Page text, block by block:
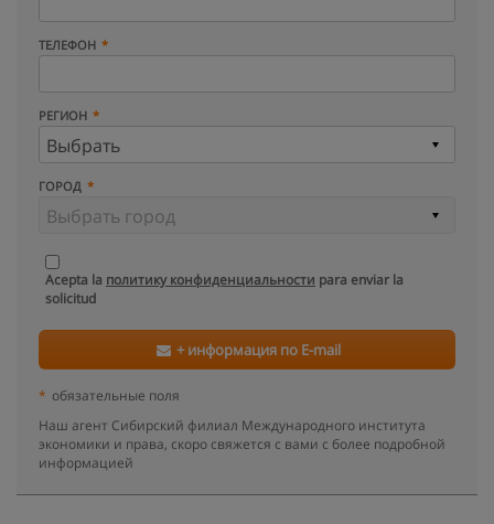
ТЕЛЕФОН
РЕГИОН
ГОРОД
Acepta la политику конфиденциальности para enviar la
solicitud
+ информация по E-mail
* обязательные поля
Наш агент Сибирский филиал Международного института
экономики и права, скоро свяжется с вами с более подробной
информацией